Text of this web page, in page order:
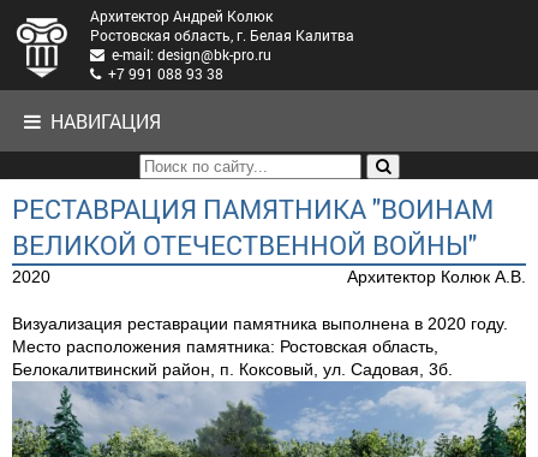
Архитектор Андрей Колюк
Ростовская область, г. Белая Калитва
e-mail: design@bk-pro.ru
+7 991 088 93 38
НАВИГАЦИЯ
РЕСТАВРАЦИЯ ПАМЯТНИКА "ВОИНАМ
ВЕЛИКОЙ ОТЕЧЕСТВЕННОЙ ВОЙНЫ"
2020 Архитектор Колюк А.В.
Визуализация реставрации памятника выполнена в 2020 году.
Место расположения памятника: Ростовская область,
Белокалитвинский район, п. Коксовый, ул. Садовая, 3б.